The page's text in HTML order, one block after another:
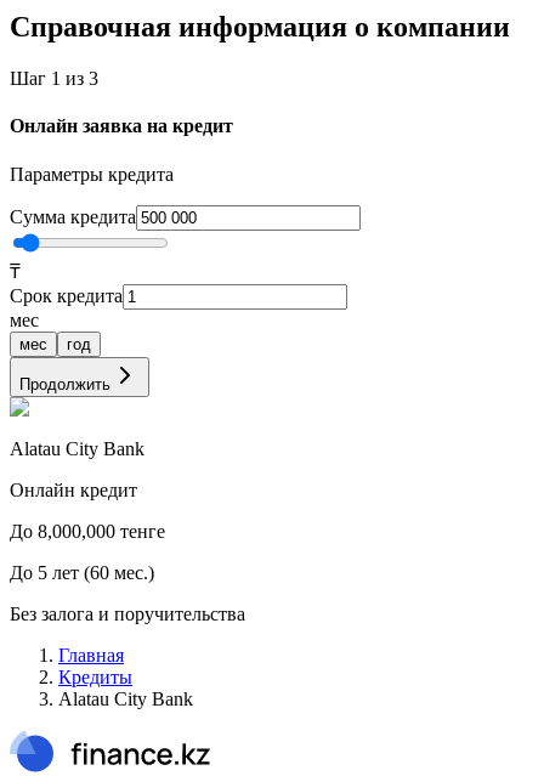
Справочная информация о компании
Шаг 1 из 3
Онлайн заявка на кредит
Параметры кредита
Cумма кредита
₸
Срок кредита
мес
мес год
Продолжить
Alatau City Bank
Онлайн кредит
До 8,000,000 тенге
До 5 лет (60 мес.)
Без залога и поручительства
Главная
Кредиты
Alatau City Bank